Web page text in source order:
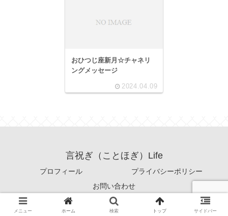
おひつじ座新月☆チャネリ
ングメッセージ
2024.04.09
言祝ぎ（ことほぎ）Life
プロフィール
プライバシーポリシー
お問い合わせ
© 2022 言祝ぎ（ことほぎ）Life.
メニュー ホーム 検索 トップ サイドバー